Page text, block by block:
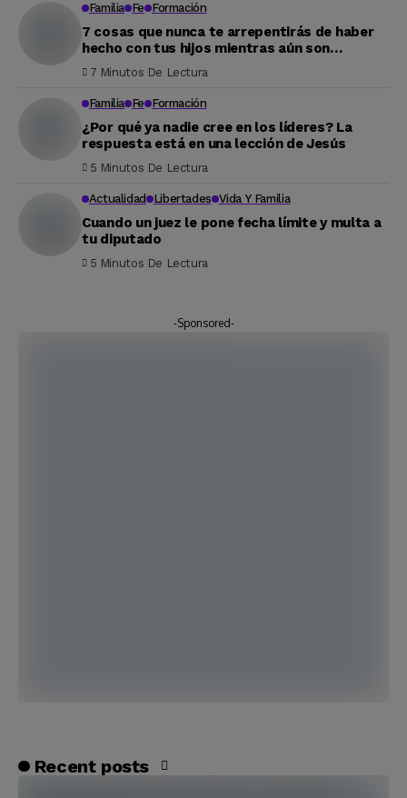
Familia Fe Formación
7 cosas que nunca te arrepentirás de haber
hecho con tus hijos mientras aún son
pequeños
7 Minutos De Lectura
Familia Fe Formación
¿Por qué ya nadie cree en los líderes? La
respuesta está en una lección de Jesús
5 Minutos De Lectura
Actualidad Libertades Vida Y Familia
Cuando un juez le pone fecha límite y multa a
tu diputado
5 Minutos De Lectura
-Sponsored-
Recent posts